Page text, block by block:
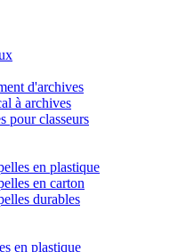
d'archives
à archives
pour classeurs
en plastique
en carton
durables
en plastique